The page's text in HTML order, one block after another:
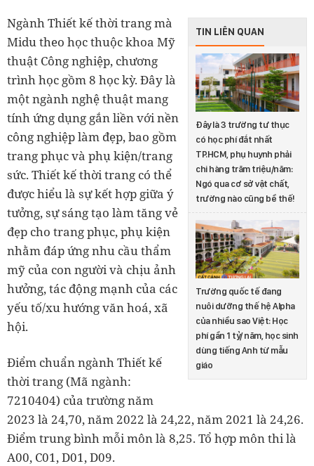
TIN LIÊN QUAN
Đây là 3 trường tư thục
có học phí đắt nhất
TP.HCM, phụ huynh phải
chi hàng trăm triệu/năm:
Ngó qua cơ sở vật chất,
trường nào cũng bề thế!
Trường quốc tế đang
nuôi dưỡng thế hệ Alpha
của nhiều sao Việt: Học
phí gần 1 tỷ/ năm, học sinh
dùng tiếng Anh từ mẫu
giáo
Ngành Thiết kế thời trang mà
Midu theo học thuộc khoa Mỹ
thuật Công nghiệp, chương
trình học gồm 8 học kỳ. Đây là
một ngành nghệ thuật mang
tính ứng dụng gắn liền với nền
công nghiệp làm đẹp, bao gồm
trang phục và phụ kiện/trang
sức. Thiết kế thời trang có thể
được hiểu là sự kết hợp giữa ý
tưởng, sự sáng tạo làm tăng vẻ
đẹp cho trang phục, phụ kiện
nhằm đáp ứng nhu cầu thẩm
mỹ của con người và chịu ảnh
hưởng, tác động mạnh của các
yếu tố/xu hướng văn hoá, xã
hội.
Điểm chuẩn ngành Thiết kế
thời trang (Mã ngành:
7210404) của trường năm
2023 là 24,70, năm 2022 là 24,22, năm 2021 là 24,26.
Điểm trung bình mỗi môn là 8,25. Tổ hợp môn thi là
A00, C01, D01, D09.